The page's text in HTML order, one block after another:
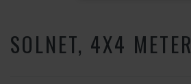
SOLNET, 4X4 METER